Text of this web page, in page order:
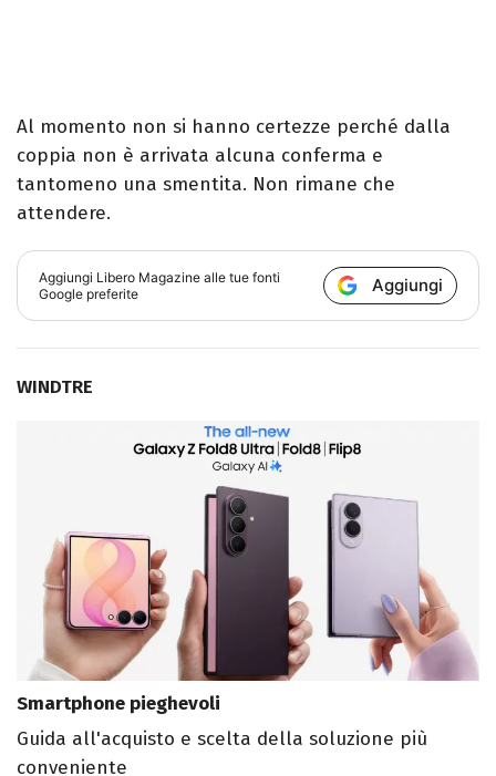
Al momento non si hanno certezze perché dalla
coppia non è arrivata alcuna conferma e
tantomeno una smentita. Non rimane che
attendere.
Aggiungi Libero Magazine alle tue fonti
Google preferite
Aggiungi
WINDTRE
Smartphone pieghevoli
Guida all'acquisto e scelta della soluzione più
conveniente